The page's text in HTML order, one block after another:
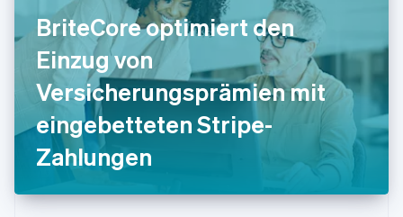
BriteCore optimiert den
Einzug von
Versicherungsprämien mit
eingebetteten Stripe-
Zahlungen
English Italiano
Lettland
English
Liechtenstein
Deutsch English
Litauen
English
Luxemburg
Français Deutsch English
Malaysia
Malta